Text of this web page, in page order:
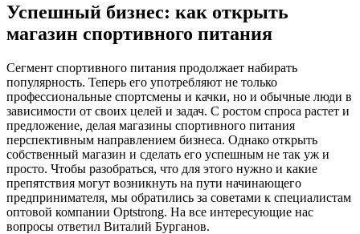
Успешный бизнес: как открыть
магазин спортивного питания
Сегмент спортивного питания продолжает набирать
популярность. Теперь его употребляют не только
профессиональные спортсмены и качки, но и обычные люди в
зависимости от своих целей и задач. С ростом спроса растет и
предложение, делая магазины спортивного питания
перспективным направлением бизнеса. Однако открыть
собственный магазин и сделать его успешным не так уж и
просто. Чтобы разобраться, что для этого нужно и какие
препятствия могут возникнуть на пути начинающего
предпринимателя, мы обратились за советами к специалистам
оптовой компании Optstrong. На все интересующие нас
вопросы ответил Виталий Бурганов.